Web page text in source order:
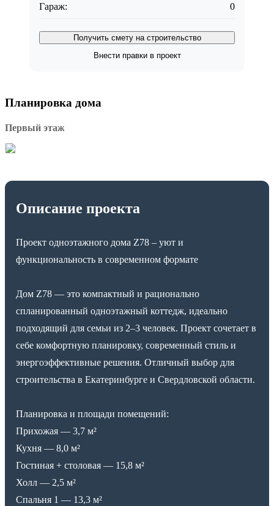
Гараж: 0
Получить смету на строительство
Внести правки в проект
Планировка дома
Первый этаж
Описание проекта
Проект одноэтажного дома Z78 – уют и
функциональность в современном формате
Дом Z78 — это компактный и рационально
спланированный одноэтажный коттедж, идеально
подходящий для семьи из 2–3 человек. Проект сочетает в
себе комфортную планировку, современный стиль и
энергоэффективные решения. Отличный выбор для
строительства в Екатеринбурге и Свердловской области.
Планировка и площади помещений:
Прихожая — 3,7 м²
Кухня — 8,0 м²
Гостиная + столовая — 15,8 м²
Холл — 2,5 м²
Спальня 1 — 13,3 м²